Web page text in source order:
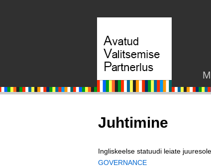
Juhtimine
Ingliskeelse statuudi leiate
GOVERNANCE